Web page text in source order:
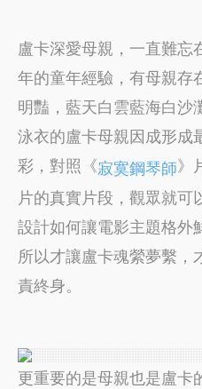
盧卡深愛母親，一直難忘
年的童年經驗，有母親存
明豔，藍天白雲藍海白沙
泳衣的盧卡母親因成形成
彩，對照《寂寞鋼琴師》
片的真實片段，觀眾就可
設計如何讓電影主題格外
所以才讓盧卡魂縈夢繫，
責終身。
更重要的是母親也是盧卡